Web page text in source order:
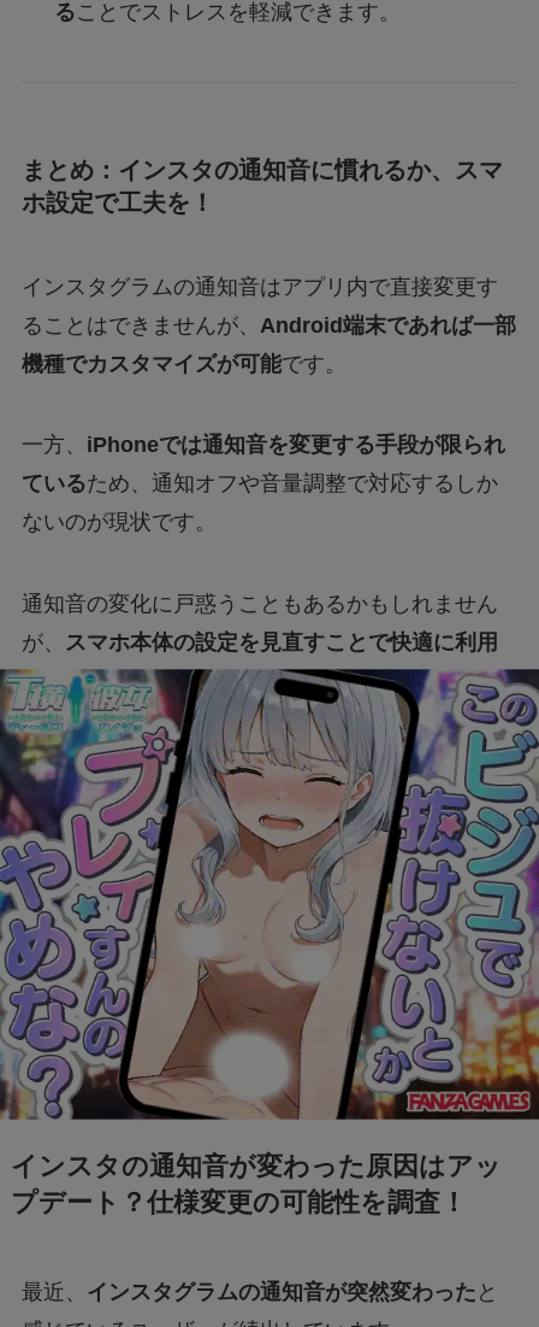
ることでストレスを軽減できます。
まとめ：インスタの通知音に慣れるか、スマ
ホ設定で工夫を！
インスタグラムの通知音はアプリ内で直接変更す
ることはできませんが、 Android端末であれば一部
機種でカスタマイズが可能です。
一方、 iPhoneでは通知音を変更する手段が限られ
ているため、通知オフや音量調整で対応するしか
ないのが現状です。
通知音の変化に戸惑うこともあるかもしれません
が、 スマホ本体の設定を見直すことで快適に利用
できるよう工夫してみてください！
インスタの通知音が変わった原因はアッ
プデート？仕様変更の可能性を調査！
最近、 インスタグラムの通知音が突然変わった と